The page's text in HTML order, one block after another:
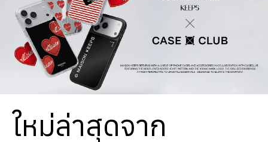
ใหม่ล่าสุดจาก